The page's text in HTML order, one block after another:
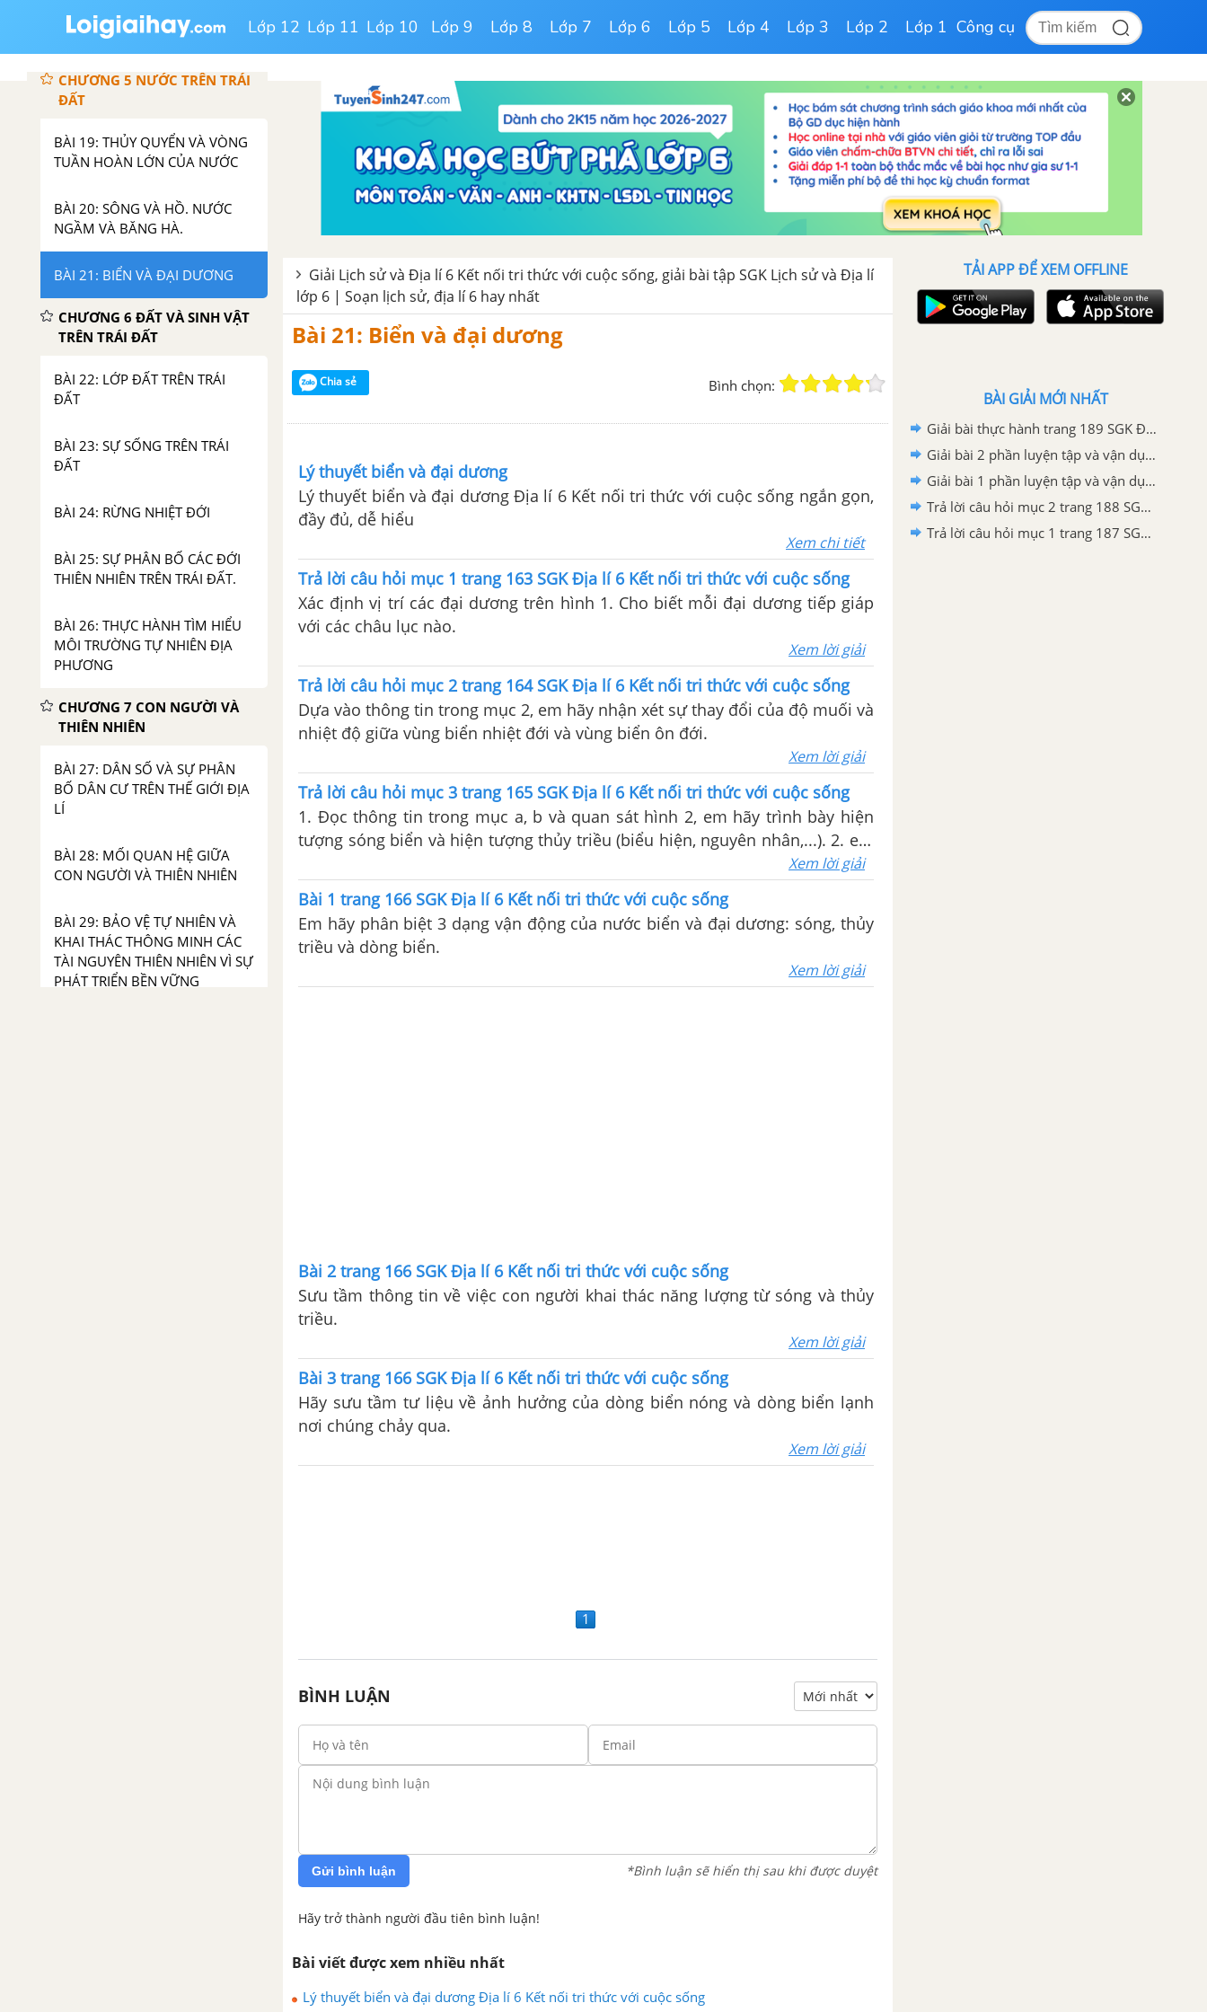
Lớp 12 Lớp 11 Lớp 10 Lớp 9 Lớp 8 Lớp 7 Lớp 6 Lớp 5 Lớp 4 Lớp 3 Lớp 2 Lớp 1 Công cụ
TÍCH BIỂU ĐỒ NHIỆT ĐỘ,
LƯỢNG MƯA
CHƯƠNG 5 NƯỚC TRÊN TRÁI
ĐẤT
BÀI 19: THỦY QUYỂN VÀ VÒNG
TUẦN HOÀN LỚN CỦA NƯỚC
BÀI 20: SÔNG VÀ HỒ. NƯỚC
NGẦM VÀ BĂNG HÀ.
BÀI 21: BIỂN VÀ ĐẠI DƯƠNG
CHƯƠNG 6 ĐẤT VÀ SINH VẬT
TRÊN TRÁI ĐẤT
BÀI 22: LỚP ĐẤT TRÊN TRÁI
ĐẤT
BÀI 23: SỰ SỐNG TRÊN TRÁI
ĐẤT
BÀI 24: RỪNG NHIỆT ĐỚI
BÀI 25: SỰ PHÂN BỐ CÁC ĐỚI
THIÊN NHIÊN TRÊN TRÁI ĐẤT.
BÀI 26: THỰC HÀNH TÌM HIỂU
MÔI TRƯỜNG TỰ NHIÊN ĐỊA
PHƯƠNG
CHƯƠNG 7 CON NGƯỜI VÀ
THIÊN NHIÊN
BÀI 27: DÂN SỐ VÀ SỰ PHÂN
BỐ DÂN CƯ TRÊN THẾ GIỚI ĐỊA
LÍ
BÀI 28: MỐI QUAN HỆ GIỮA
CON NGƯỜI VÀ THIÊN NHIÊN
BÀI 29: BẢO VỆ TỰ NHIÊN VÀ
KHAI THÁC THÔNG MINH CÁC
TÀI NGUYÊN THIÊN NHIÊN VÌ SỰ
PHÁT TRIỂN BỀN VỮNG
Giải Lịch sử và Địa lí 6 Kết nối tri thức với cuộc sống, giải bài tập SGK Lịch sử và Địa lí
lớp 6 | Soạn lịch sử, địa lí 6 hay nhất
Bài 21: Biển và đại dương
Chia sẻ Bình chọn:
Lý thuyết biển và đại dương
Lý thuyết biển và đại dương Địa lí 6 Kết nối tri thức với cuộc sống ngắn gọn,
đầy đủ, dễ hiểu
Xem chi tiết
Trả lời câu hỏi mục 1 trang 163 SGK Địa lí 6 Kết nối tri thức với cuộc sống
Xác định vị trí các đại dương trên hình 1. Cho biết mỗi đại dương tiếp giáp
với các châu lục nào.
Xem lời giải
Trả lời câu hỏi mục 2 trang 164 SGK Địa lí 6 Kết nối tri thức với cuộc sống
Dựa vào thông tin trong mục 2, em hãy nhận xét sự thay đổi của độ muối và
nhiệt độ giữa vùng biển nhiệt đới và vùng biển ôn đới.
Xem lời giải
Trả lời câu hỏi mục 3 trang 165 SGK Địa lí 6 Kết nối tri thức với cuộc sống
1. Đọc thông tin trong mục a, b và quan sát hình 2, em hãy trình bày hiện
tượng sóng biển và hiện tượng thủy triều (biểu hiện, nguyên nhân,...). 2. em
hãy cho biết thế nào là dòng biển. 3. Dựa vào hình 3, em hãy kể tên hai
dòng biển nóng và hai dòng biển lạnh ở Thái Bình Dương và Đại Tây Dương.
Xem lời giải
Bài 1 trang 166 SGK Địa lí 6 Kết nối tri thức với cuộc sống
Em hãy phân biệt 3 dạng vận động của nước biển và đại dương: sóng, thủy
triều và dòng biển.
Xem lời giải
Bài 2 trang 166 SGK Địa lí 6 Kết nối tri thức với cuộc sống
Sưu tầm thông tin về việc con người khai thác năng lượng từ sóng và thủy
triều.
Xem lời giải
Bài 3 trang 166 SGK Địa lí 6 Kết nối tri thức với cuộc sống
Hãy sưu tầm tư liệu về ảnh hưởng của dòng biển nóng và dòng biển lạnh
nơi chúng chảy qua.
Xem lời giải
1
BÌNH LUẬN
Gửi bình luận *Bình luận sẽ hiển thị sau khi được duyệt
Hãy trở thành người đầu tiên bình luận!
Bài viết được xem nhiều nhất
Lý thuyết biển và đại dương Địa lí 6 Kết nối tri thức với cuộc sống
TẢI APP ĐỂ XEM OFFLINE
BÀI GIẢI MỚI NHẤT
Giải bài thực hành trang 189 SGK Địa lí 6 Kết nối tri thức với cuộc sống
Giải bài 2 phần luyện tập và vận dụng trang 188 SGK Địa lí 6 Kết nối tri thức với cuộc sống
Giải bài 1 phần luyện tập và vận dụng trang 188 SGK Địa lí 6 Kết nối tri thức với cuộc sống
Trả lời câu hỏi mục 2 trang 188 SGK Địa lí 6 Kết nối tri thức với cuộc sống
Trả lời câu hỏi mục 1 trang 187 SGK Địa lí 6 Kết nối tri thức với cuộc sống